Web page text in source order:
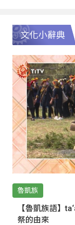
文化小辭典
魯凱族
【魯凱族語】
祭的由來